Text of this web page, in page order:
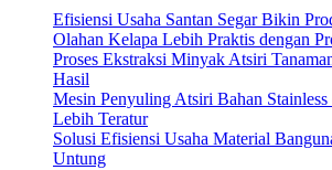
Efisiensi Usaha Santan Segar Bikin
Olahan Kelapa Lebih Praktis dengan
Proses Ekstraksi Minyak Atsiri
Hasil
Mesin Penyuling Atsiri Bahan Stainless
Lebih Teratur
Solusi Efisiensi Usaha Material
Untung